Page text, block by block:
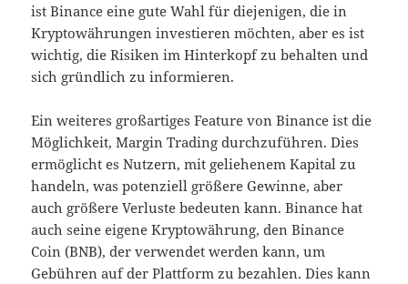
ist Binance eine gute Wahl für diejenigen, die in
Kryptowährungen investieren möchten, aber es ist
wichtig, die Risiken im Hinterkopf zu behalten und
sich gründlich zu informieren.
Ein weiteres großartiges Feature von Binance ist die
Möglichkeit, Margin Trading durchzuführen. Dies
ermöglicht es Nutzern, mit geliehenem Kapital zu
handeln, was potenziell größere Gewinne, aber
auch größere Verluste bedeuten kann. Binance hat
auch seine eigene Kryptowährung, den Binance
Coin (BNB), der verwendet werden kann, um
Gebühren auf der Plattform zu bezahlen. Dies kann